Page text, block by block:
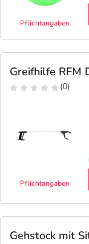
Pflichtangaben
Greifhilfe RFM
(0)
Pflichtangaben
Gehstock mit